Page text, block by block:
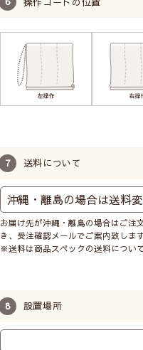
送料について
お届け先が沖縄・離島の場合はご注
き、受注確認メールでご案内致します
※送料は商品スペックの送料につい
設置場所